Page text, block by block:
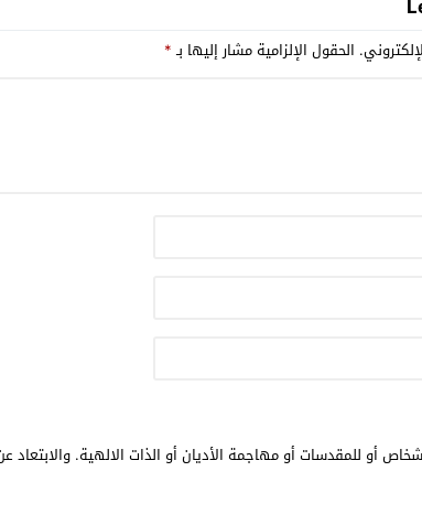
الحقول الإلزامية مشار إليها بـ*
أو للمقدسات أو مهاجمة الأديان أو الذات الالهية.